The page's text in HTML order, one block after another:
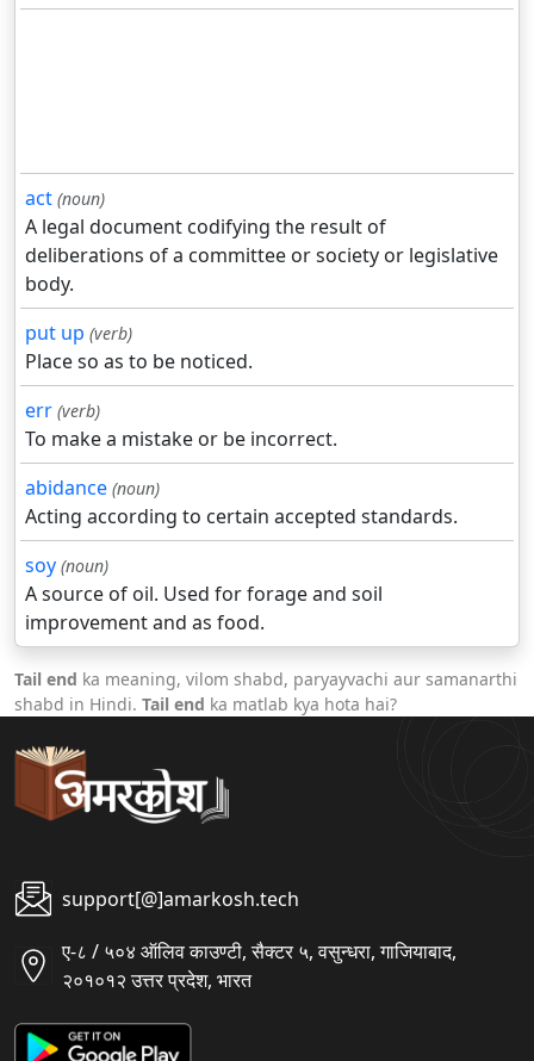
act (noun)
A legal document codifying the result of
deliberations of a committee or society or legislative
body.
put up (verb)
Place so as to be noticed.
err (verb)
To make a mistake or be incorrect.
abidance (noun)
Acting according to certain accepted standards.
soy (noun)
A source of oil. Used for forage and soil
improvement and as food.
Tail end ka meaning, vilom shabd, paryayvachi aur samanarthi
shabd in Hindi. Tail end ka matlab kya hota hai?
support[@]amarkosh.tech
ए-८ / ५०४ ऑलिव काउण्टी, सैक्टर ५, वसुन्धरा, गाजियाबाद,
२०१०१२ उत्तर प्रदेश, भारत